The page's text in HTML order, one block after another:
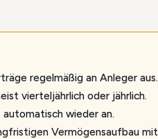
regelmäßig an Anleger aus.
vierteljährlich oder jährlich.
wieder an.
Vermögensaufbau mit